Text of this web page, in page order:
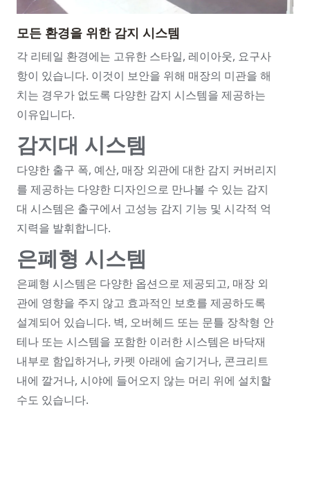
모든 환경을 위한 감지 시스템
각 리테일 환경에는 고유한 스타일, 레이아웃, 요구사
항이 있습니다. 이것이 보안을 위해 매장의 미관을 해
치는 경우가 없도록 다양한 감지 시스템을 제공하는
이유입니다.
감지대 시스템
다양한 출구 폭, 예산, 매장 외관에 대한 감지 커버리지
를 제공하는 다양한 디자인으로 만나볼 수 있는 감지
대 시스템은 출구에서 고성능 감지 기능 및 시각적 억
지력을 발휘합니다.
은폐형 시스템
은폐형 시스템은 다양한 옵션으로 제공되고, 매장 외
관에 영향을 주지 않고 효과적인 보호를 제공하도록
설계되어 있습니다. 벽, 오버헤드 또는 문틀 장착형 안
테나 또는 시스템을 포함한 이러한 시스템은 바닥재
내부로 함입하거나, 카펫 아래에 숨기거나, 콘크리트
내에 깔거나, 시야에 들어오지 않는 머리 위에 설치할
수도 있습니다.